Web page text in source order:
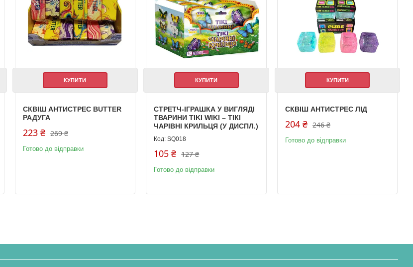
КУПИТИ
СКВІШ АНТИСТРЕС BUTTER
РАДУГА
269 ₴
223 ₴
Готово до відправки
КУПИТИ
СТРЕТЧ-ІГРАШКА У ВИГЛЯДІ
ТВАРИНИ TIKI WIKI – ТІКІ
ЧАРІВНІ КРИЛЬЦЯ (У ДИСПЛ.)
SQ018
127 ₴
105 ₴
Готово до відправки
КУПИТИ
СКВІШ АНТИСТРЕС ЛІД
246 ₴
204 ₴
Готово до відправки